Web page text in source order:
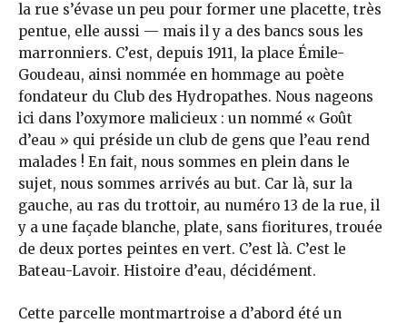
la rue s’évase un peu pour former une placette, très
pentue, elle aussi — mais il y a des bancs sous les
marronniers. C’est, depuis 1911, la place Émile-
Goudeau, ainsi nommée en hommage au poète
fondateur du Club des Hydropathes. Nous nageons
ici dans l’oxymore malicieux : un nommé « Goût
d’eau » qui préside un club de gens que l’eau rend
malades ! En fait, nous sommes en plein dans le
sujet, nous sommes arrivés au but. Car là, sur la
gauche, au ras du trottoir, au numéro 13 de la rue, il
y a une façade blanche, plate, sans fioritures, trouée
de deux portes peintes en vert. C’est là. C’est le
Bateau-Lavoir. Histoire d’eau, décidément.
Cette parcelle montmartroise a d’abord été un